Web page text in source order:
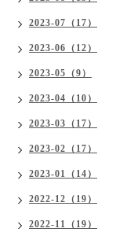
2023-07（17）
2023-06（12）
2023-05（9）
2023-04（10）
2023-03（17）
2023-02（17）
2023-01（14）
2022-12（19）
2022-11（19）